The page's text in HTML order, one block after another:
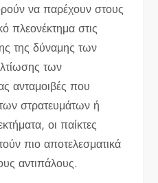
να παρέχουν στους
πλεονέκτημα στις
της δύναμης των
των
ανταμοιβές που
στρατευμάτων ή
οι παίκτες
πιο αποτελεσματικά
αντιπάλους.